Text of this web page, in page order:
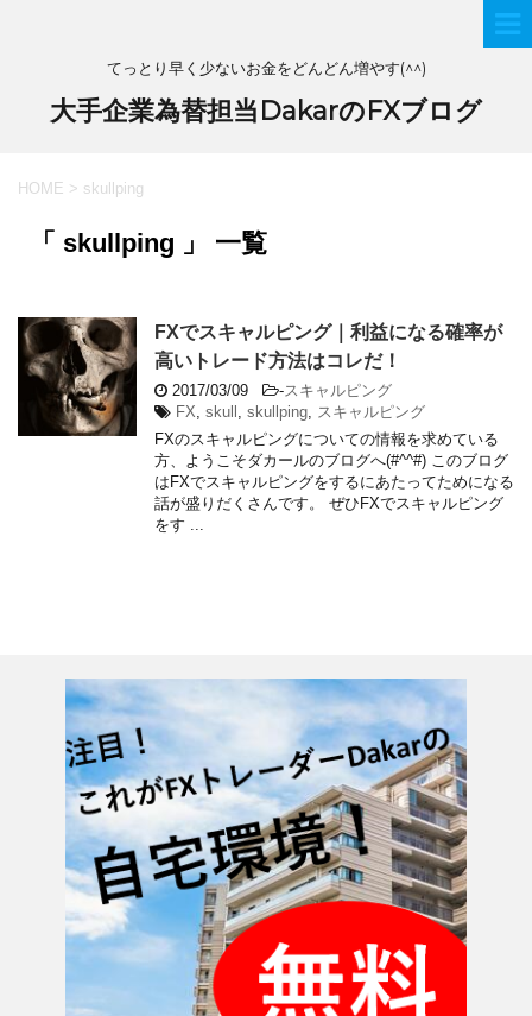
てっとり早く少ないお金をどんどん増やす(^^)
大手企業為替担当DakarのFXブログ
HOME > skullping
「 skullping 」 一覧
FXでスキャルピング｜利益になる確率が
高いトレード方法はコレだ！
2017/03/09 -スキャルピング
FX skull skullping
スキャルピング
FXのスキャルピングについての情報を求めている
方、ようこそダカールのブログへ(#^^#) このブログ
はFXでスキャルピングをするにあたってためになる
話が盛りだくさんです。 ぜひFXでスキャルピング
をす ...